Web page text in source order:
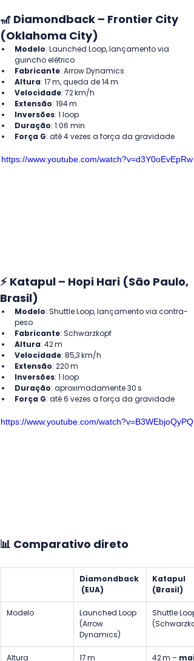
🎢 Diamondback – Frontier City
(Oklahoma City)
Modelo: Launched Loop, lançamento via
guincho elétrico
Fabricante: Arrow Dynamics
Altura: 17 m, queda de 14 m
Velocidade: 72 km/h
Extensão: 194 m
Inversões: 1 loop
Duração: 1:06 min
Força G: até 4 vezes a força da gravidade
https://www.youtube.com/watch?v=d3Y0oEvEpRw
⚡ Katapul – Hopi Hari (São Paulo,
Brasil)
Modelo: Shuttle Loop, lançamento via contra-
peso
Fabricante: Schwarzkopf
Altura: 42 m
Velocidade: 85,3 km/h
Extensão: 220 m
Inversões: 1 loop
Duração: aproximadamente 30 s
Força G: até 6 vezes a força da gravidade
https://www.youtube.com/watch?v=B3WEbjoQyPQ
📊 Comparativo direto
Diamondback
(EUA)
Katapul
(Brasil)
Modelo
Launched Loop
(Arrow
Dynamics)
Shuttle Loop
Altura 17 m 42 m –